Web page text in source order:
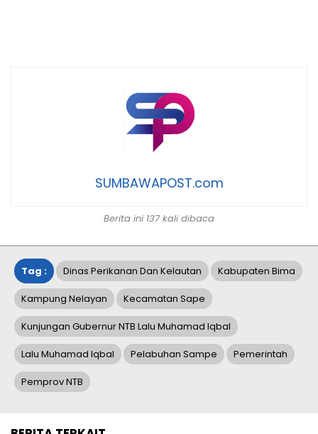
SUMBAWAPOST.com
Berita ini 137 kali dibaca
Tag : Dinas Perikanan Dan Kelautan Kabupaten Bima
Kampung Nelayan Kecamatan Sape
Kunjungan Gubernur NTB Lalu Muhamad Iqbal
Lalu Muhamad Iqbal Pelabuhan Sampe Pemerintah
Pemprov NTB